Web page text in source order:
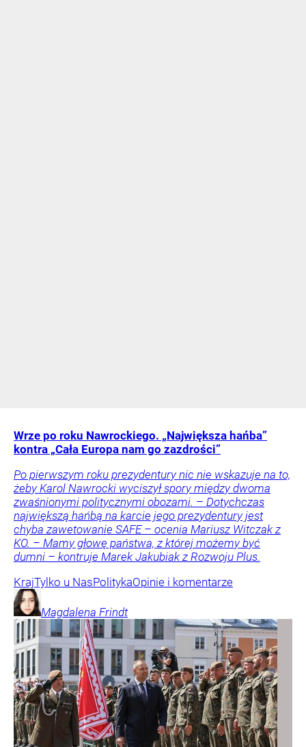
Wrze po roku Nawrockiego. „Największa hańba”
kontra „Cała Europa nam go zazdrości”
Po pierwszym roku prezydentury nic nie wskazuje na to,
żeby Karol Nawrocki wyciszył spory między dwoma
zwaśnionymi politycznymi obozami. – Dotychczas
największą hańbą na karcie jego prezydentury jest
chyba zawetowanie SAFE – ocenia Mariusz Witczak z
KO. – Mamy głowę państwa, z której możemy być
dumni – kontruje Marek Jakubiak z Rozwoju Plus.
KrajTylko u NasPolitykaOpinie i komentarze
Magdalena Frindt